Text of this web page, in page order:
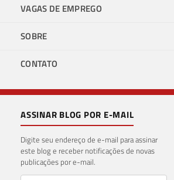
VAGAS DE EMPREGO
SOBRE
CONTATO
ASSINAR BLOG POR E-MAIL
Digite seu endereço de e-mail para assinar
este blog e receber notificações de novas
publicações por e-mail.